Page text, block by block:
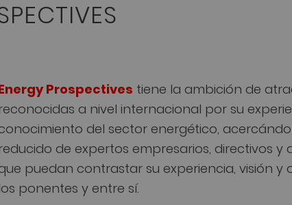
Prospectives tiene la ambición de
a nivel internacional por su
del sector energético,
de expertos empresarios, directivos y
puedan contrastar su experiencia, visión y
ponentes y entre sí.